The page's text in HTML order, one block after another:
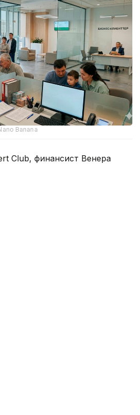
Banana
Club, финансист Венера